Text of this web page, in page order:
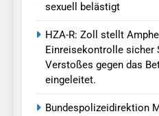
sexuell belästigt
HZA-R: Zoll stellt
Einreisekontrolle sicher
Verstoßes gegen das
eingeleitet.
Bundespolizeidirektion